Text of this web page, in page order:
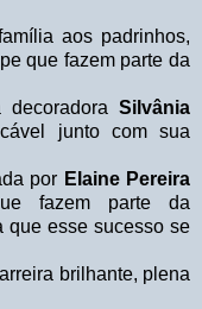
aos padrinhos,
que fazem parte da
Silvânia
junto com sua
por Elaine Pereira
fazem parte da
que esse sucesso se
brilhante, plena